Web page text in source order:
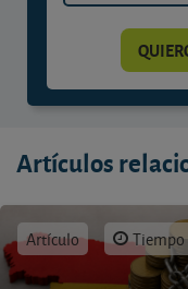
Artículos
Artículo Tiempo